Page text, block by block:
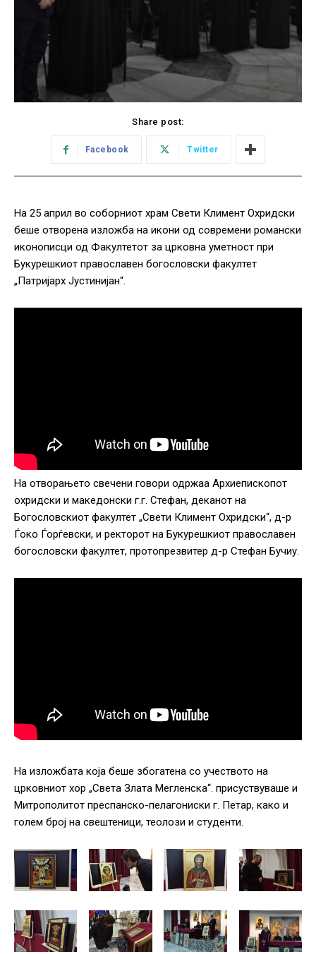
Share post:
Facebook Twitter
На 25 април во соборниот храм Свети Климент Охридски
беше отворена изложба на икони од современи романски
иконописци од Факултетот за црковна уметност при
Букурешкиот православен богословски факултет
„Патријарх Јустинијан“.
На отворањето свечени говори одржаа Архиепископот
охридски и македонски г.г. Стефан, деканот на
Богословскиот факултет „Свети Климент Охридски“, д-р
Ѓоко Ѓорѓевски, и ректорот на Букурешкиот православен
богословски факултет, протопрезвитер д-р Стефан Бучиу.
На изложбата која беше збогатена со учеството на
црковниот хор „Света Злата Мегленска“. присуствуваше и
Митрополитот преспанско-пелагониски г. Петар, како и
голем број на свештеници, теолози и студенти.